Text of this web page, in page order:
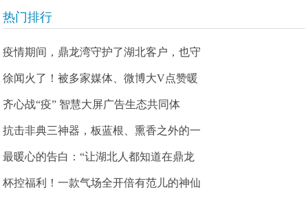
热门排行
疫情期间，鼎龙湾守护了湖北客户，也守
徐闻火了！被多家媒体、微博大V点赞暖
齐心战“疫” 智慧大屏广告生态共同体
抗击非典三神器，板蓝根、熏香之外的一
最暖心的告白：“让湖北人都知道在鼎龙
杯控福利！一款气场全开倍有范儿的神仙